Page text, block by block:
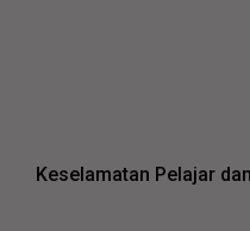
Keselamatan Pelajar